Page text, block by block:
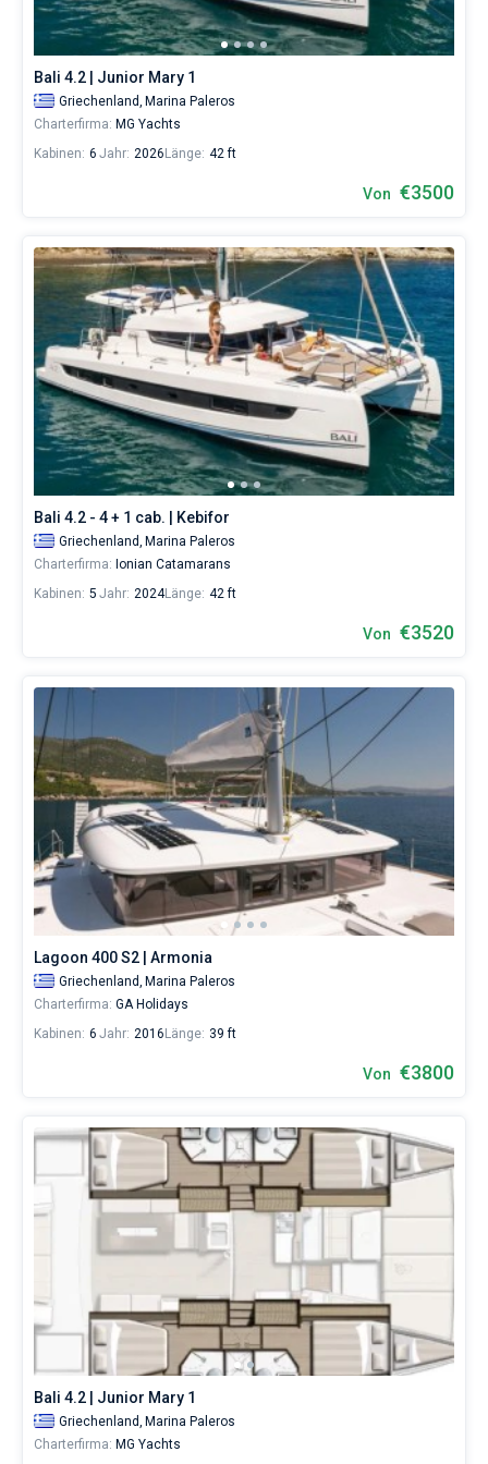
Bali 4.2 | Junior Mary 1
Griechenland, Marina Paleros
Charterfirma: MG Yachts
Kabinen: 6 Jahr: 2026 Länge: 42 ft
Von €3500
Bali 4.2 - 4 + 1 cab. | Kebifor
Griechenland, Marina Paleros
Charterfirma: Ionian Catamarans
Kabinen: 5 Jahr: 2024Länge: 42 ft
Von €3520
Lagoon 400 S2 | Armonia
Griechenland, Marina Paleros
Charterfirma: GA Holidays
Kabinen: 6 Jahr: 2016 Länge: 39 ft
Von €3800
Bali 4.2 | Junior Mary 1
Griechenland, Marina Paleros
Charterfirma: MG Yachts